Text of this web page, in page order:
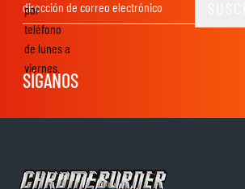
por
teléfono
de lunes a
viernes.
SÍGANOS